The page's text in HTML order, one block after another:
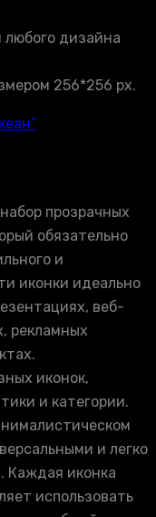
дизайна
256*256 px.
прозрачных
обязательно
и
иконки идеально
веб-
рекламных
иконок,
и категории.
и легко
Каждая иконка
использовать